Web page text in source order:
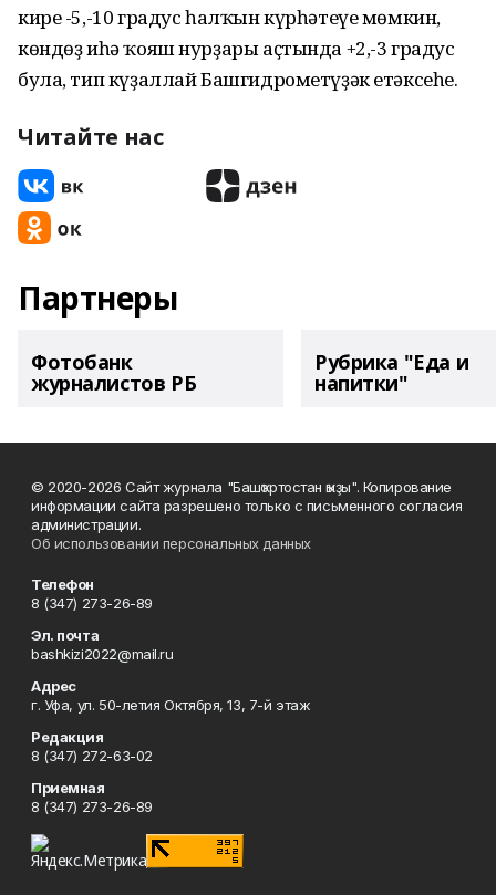
кире -5,-10 градус һалҡын күрһәтеүе мөмкин,
көндөҙ иһә ҡояш нурҙары аҫтында +2,-3 градус
була, тип күҙаллай Башгидрометүҙәк етәксеһе.
Читайте нас
Партнеры
Фотобанк
журналистов РБ
Рубрика "Еда и
напитки"
© 2020-2026 Сайт журнала "Башҡортостан ҡыҙы". Копирование
информации сайта разрешено только с письменного согласия
администрации.
Об использовании персональных данных
Телефон
8 (347) 273-26-89
Эл. почта
bashkizi2022@mail.ru
Адрес
г. Уфа, ул. 50-летия Октября, 13, 7-й этаж
Редакция
8 (347) 272-63-02
Приемная
8 (347) 273-26-89